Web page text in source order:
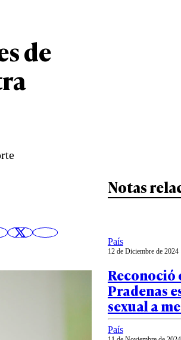
de
Notas
País
12 de Diciembre de 2024
Pradenas
sexual a
País